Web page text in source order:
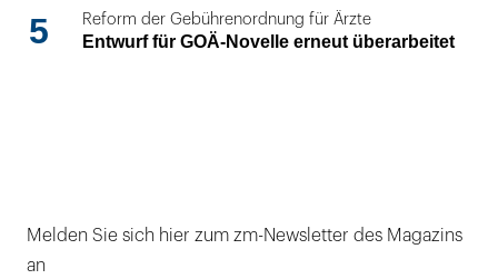
5 Reform der Gebührenordnung für Ärzte
Entwurf für GOÄ-Novelle erneut überarbeitet
Melden Sie sich hier zum zm-Newsletter des Magazins
an